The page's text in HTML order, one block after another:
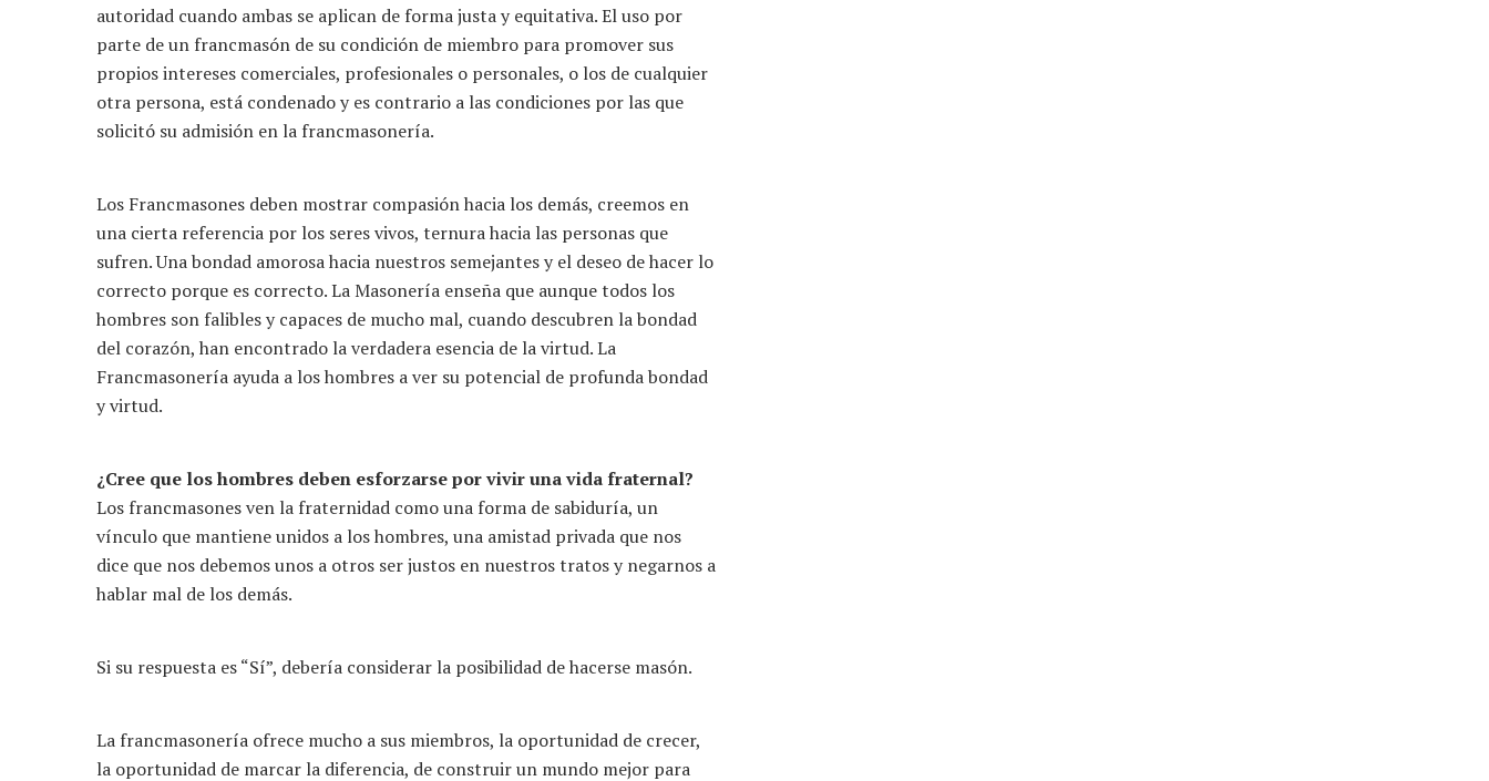
autoridad cuando ambas se aplican de forma justa y equitativa. El uso por
parte de un francmasón de su condición de miembro para promover sus
propios intereses comerciales, profesionales o personales, o los de cualquier
otra persona, está condenado y es contrario a las condiciones por las que
solicitó su admisión en la francmasonería.
Los Francmasones deben mostrar compasión hacia los demás, creemos en
una cierta referencia por los seres vivos, ternura hacia las personas que
sufren. Una bondad amorosa hacia nuestros semejantes y el deseo de hacer lo
correcto porque es correcto. La Masonería enseña que aunque todos los
hombres son falibles y capaces de mucho mal, cuando descubren la bondad
del corazón, han encontrado la verdadera esencia de la virtud. La
Francmasonería ayuda a los hombres a ver su potencial de profunda bondad
y virtud.
¿Cree que los hombres deben esforzarse por vivir una vida fraternal?
Los francmasones ven la fraternidad como una forma de sabiduría, un
vínculo que mantiene unidos a los hombres, una amistad privada que nos
dice que nos debemos unos a otros ser justos en nuestros tratos y negarnos a
hablar mal de los demás.
Si su respuesta es “Sí”, debería considerar la posibilidad de hacerse masón.
La francmasonería ofrece mucho a sus miembros, la oportunidad de crecer,
la oportunidad de marcar la diferencia, de construir un mundo mejor para